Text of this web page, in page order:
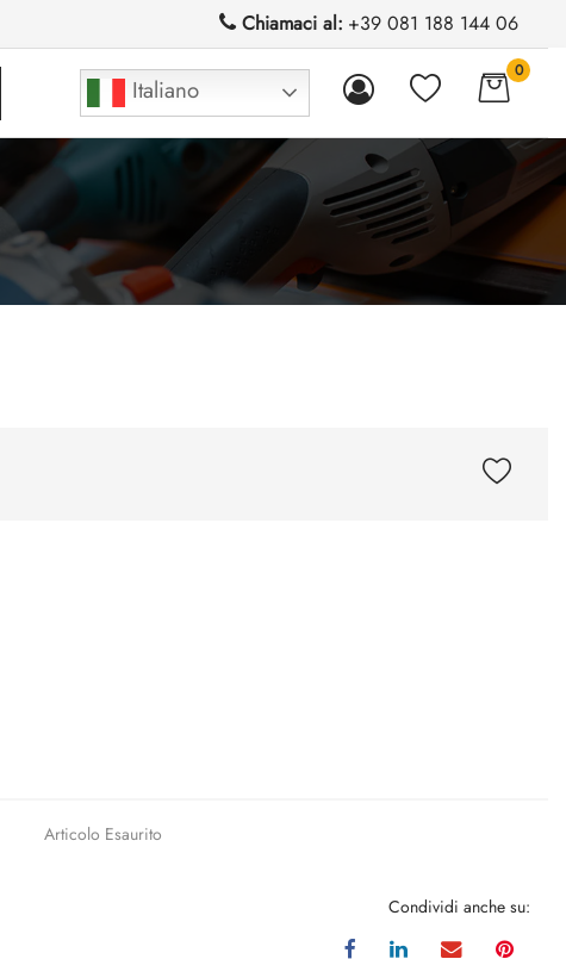
Chiamaci al: +39 081 188 144 06
Italiano
0
Articolo Esaurito
Condividi anche su: